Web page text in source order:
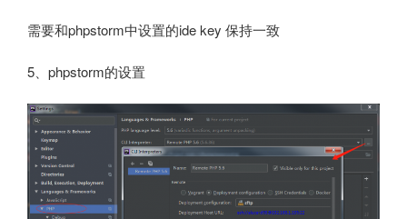
需要和phpstorm中设置的ide key 保持一致
5、phpstorm的设置